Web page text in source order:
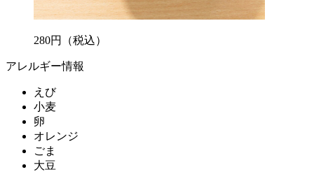
280円 （税込）
アレルギー情報
えび
小麦
卵
オレンジ
ごま
大豆